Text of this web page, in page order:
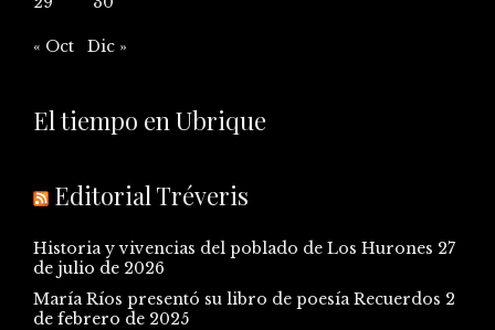
« Oct Dic »
El tiempo en Ubrique
Editorial Tréveris
Historia y vivencias del poblado de Los Hurones 27
de julio de 2026
María Ríos presentó su libro de poesía Recuerdos 2
de febrero de 2025